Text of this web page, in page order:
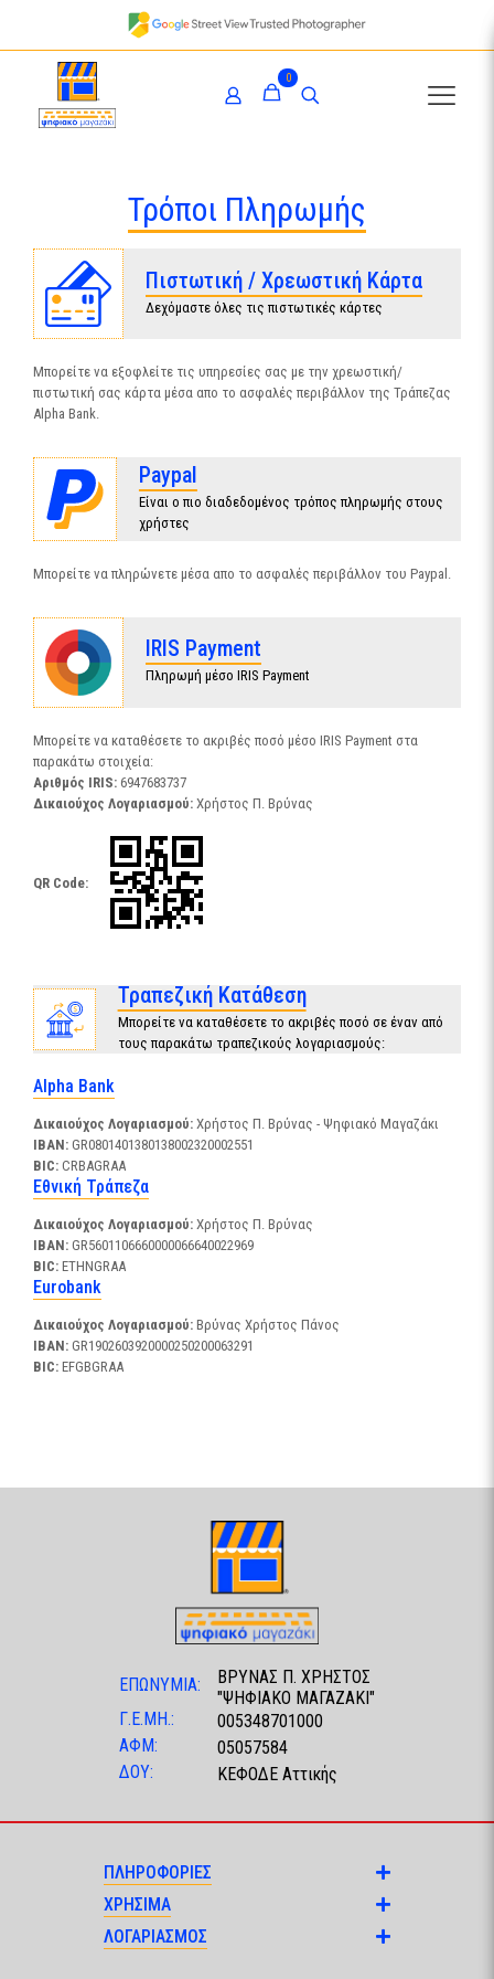
0
Τρόποι Πληρωμής
Πιστωτική / Χρεωστική Κάρτα
Δεχόμαστε όλες τις πιστωτικές κάρτες
Μπορείτε να εξοφλείτε τις υπηρεσίες σας με την χρεωστική/
πιστωτική σας κάρτα μέσα απο το ασφαλές περιβάλλον της Τράπεζας
Alpha Bank.
Paypal
Είναι ο πιο διαδεδομένος τρόπος πληρωμής στους
χρήστες
Μπορείτε να πληρώνετε μέσα απο το ασφαλές περιβάλλον του Paypal.
IRIS Payment
Πληρωμή μέσο IRIS Payment
Μπορείτε να καταθέσετε το ακριβές ποσό μέσο IRIS Payment στα
παρακάτω στοιχεία:
Αριθμός IRIS: 6947683737
Δικαιούχος Λογαριασμού: Χρήστος Π. Βρύνας
QR Code:
Τραπεζική Κατάθεση
Μπορείτε να καταθέσετε το ακριβές ποσό σε έναν από
τους παρακάτω τραπεζικούς λογαριασμούς:
Alpha Bank
Δικαιούχος Λογαριασμού: Χρήστος Π. Βρύνας - Ψηφιακό Μαγαζάκι
IBAN: GR0801401380138002320002551
BIC: CRBAGRAA
Εθνική Τράπεζα
Δικαιούχος Λογαριασμού: Χρήστος Π. Βρύνας
IBAN: GR5601106660000066640022969
BIC: ETHNGRAA
Eurobank
Δικαιούχος Λογαριασμού: Βρύνας Χρήστος Πάνος
IBAN: GR1902603920000250200063291
BIC: EFGBGRAA
ΕΠΩΝΥΜΙΑ:
ΒΡΥΝΑΣ Π. ΧΡΗΣΤΟΣ
"ΨΗΦΙΑΚΟ ΜΑΓΑΖΑΚΙ"
Γ.Ε.ΜΗ.:
005348701000
ΑΦΜ:
05057584
ΔΟΥ:
ΚΕΦΟΔΕ Αττικής
ΠΛΗΡΟΦΟΡΙΕΣ
ΧΡΗΣΙΜΑ
ΛΟΓΑΡΙΑΣΜΟΣ